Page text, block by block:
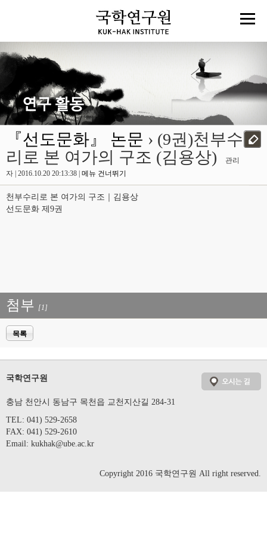
『선도문화』 논문 › (9권)천부수
리로 본 여가의 구조 (김용상)
관리
자 | 2016.10.20 20:13:38 | 메뉴 건너뛰기
천부수리로 본 여가의 구조｜김용상
선도문화 제9권
첨부 [1]
목록
국학연구원
충남 천안시 동남구 목천읍 교천지산길 284-31
TEL: 041) 529-2658
FAX: 041) 529-2610
Email: kukhak@ube.ac.kr
Copyright 2016 국학연구원 All right reserved.